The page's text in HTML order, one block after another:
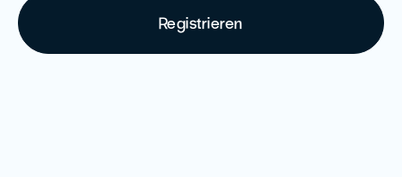
Registrieren